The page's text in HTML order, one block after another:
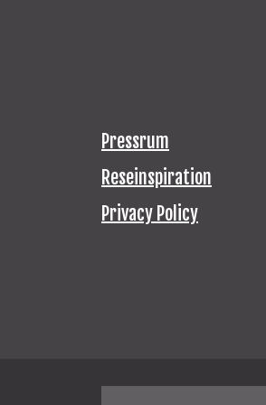
Pressrum
Reseinspiration
Privacy Policy